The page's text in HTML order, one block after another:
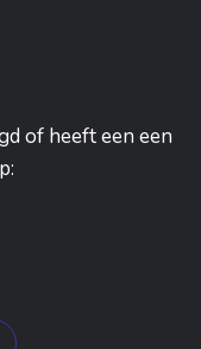
of heeft een een